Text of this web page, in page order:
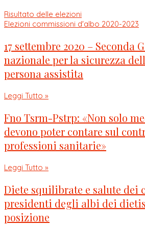
Risultato delle elezioni
Elezioni commissioni d'albo 2020-2023
17 settembre 2020 – Seconda
nazionale per la sicurezza
persona assistita
Leggi Tutto »
Fno Tsrm-Pstrp: «Non solo
devono poter contare sul
professioni sanitarie»
Leggi Tutto »
Diete squilibrate e salute dei
presidenti degli albi dei
posizione